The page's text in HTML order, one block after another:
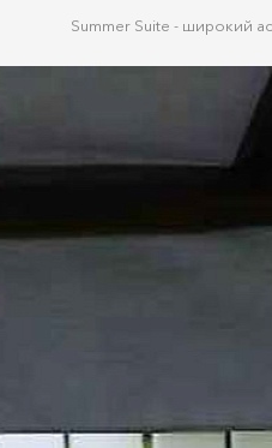
Summer Suite - широкий